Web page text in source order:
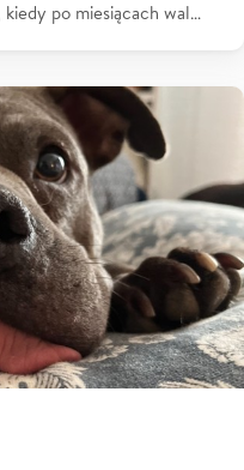
kiedy po miesiącach wal…